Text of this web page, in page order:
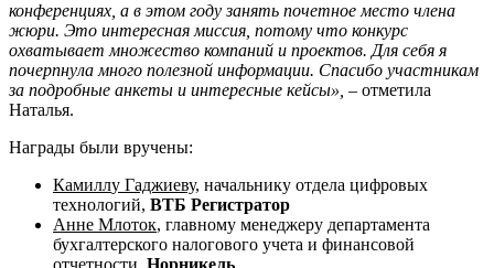
конференциях, а в этом году занять почетное место члена
жюри. Это интересная миссия, потому что конкурс
охватывает множество компаний и проектов. Для себя я
почерпнула много полезной информации. Спасибо участникам
за подробные анкеты и интересные кейсы», – отметила
Наталья.
Награды были вручены:
Камиллу Гаджиеву, начальнику отдела цифровых
технологий, ВТБ Регистратор
Анне Млоток, главному менеджеру департамента
бухгалтерского налогового учета и финансовой
отчетности, Норникель